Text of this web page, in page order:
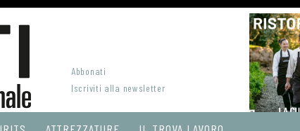
Abbonati
Iscriviti alla newsletter